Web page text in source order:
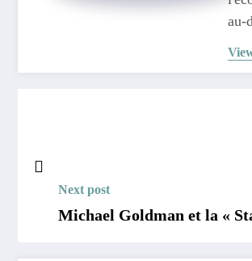
au-
Next post
Michael Goldman et la «